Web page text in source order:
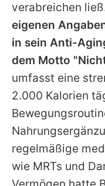
verabreichen
eigenen
in sein Anti-
dem Motto
umfasst eine
2.000 Kalorien
regelmäßige
wie MRTs und